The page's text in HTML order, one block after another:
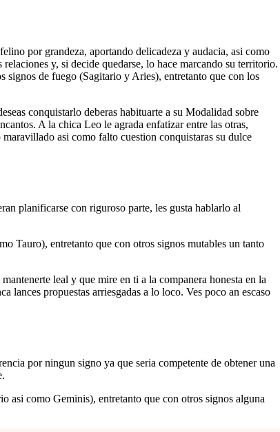
por grandeza, aportando delicadeza y audacia, asi­ como
y, si decide quedarse, lo hace marcando su territorio.
signos de fuego (Sagitario y Aries), entretanto que con los
conquistarlo deberas habituarte a su Modalidad sobre
A la chica Leo le agrada enfatizar entre las otras,
asi­ como falto cuestion conquistaras su dulce
planificarse con riguroso parte, les gusta hablarlo al
Tauro), entretanto que con otros signos mutables un tanto
leal y que mire en ti a la companera honesta en la
propuestas arriesgadas a lo loco. Ves poco an escaso
por ningun signo ya que seri­a competente de obtener una
asi­ como Geminis), entretanto que con otros signos alguna